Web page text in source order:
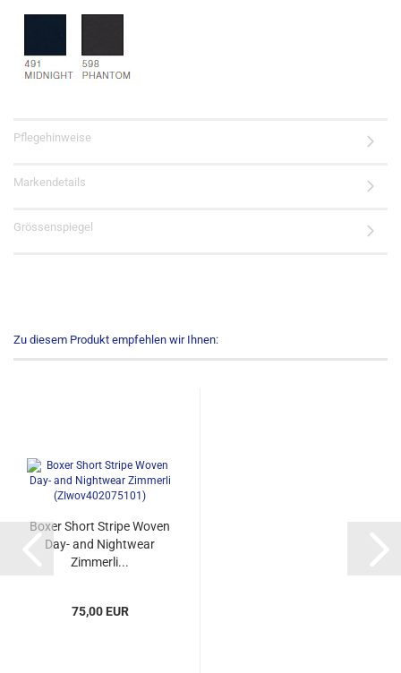
Pflegehinweise
Markendetails
Grössenspiegel
Zu diesem Produkt empfehlen wir Ihnen:
Boxer Short Stripe Woven
Day- and Nightwear
Zimmerli...
75,00 EUR